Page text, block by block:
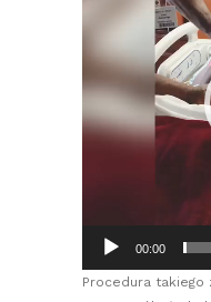
00:00
Procedura takiego